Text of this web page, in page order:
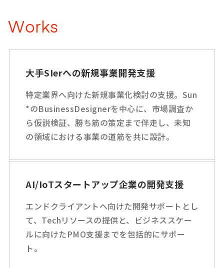
Works
大手SIerへの新規事業開発支援
特定業界へ向けた新規事業化検討の支援。Sun
*のBusinessDesignerを中心に、市場調査か
ら仮説検証、勝ち筋の策定まで伴走し、未知
の領域における事業の道筋を共に設計。
AI/IoTスタートアップ企業の開発支援
エンドクライアントへ向けた開発サポートとし
て、Techリソースの提供と、ビジネススケー
ルに向けたPMO支援までを包括的にサポー
ト。